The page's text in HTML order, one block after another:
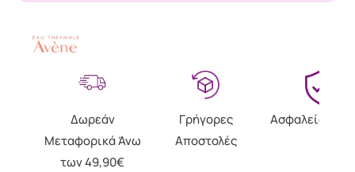
Δωρεάν
Μεταφορικά Άνω
των 49,90€
Γρήγορες
Αποστολές
Ασφαλείς